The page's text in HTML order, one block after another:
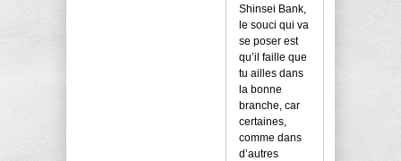
Shinsei Bank,
le souci qui va
se poser est
qu’il faille que
tu ailles dans
la bonne
branche, car
certaines,
comme dans
d’autres